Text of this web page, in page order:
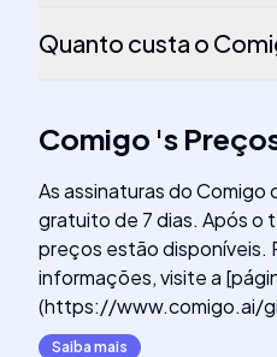
Quanto custa o
Comigo 's
As assinaturas do
gratuito de 7 dias. Após o
preços estão disponíveis.
informações, visite a
(https://www.comigo.ai/
Saiba mais